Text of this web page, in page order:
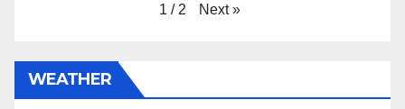
1 / 2 Next »
WEATHER